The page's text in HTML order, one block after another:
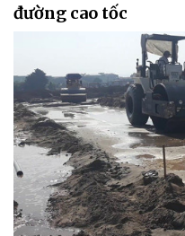
đường cao tốc